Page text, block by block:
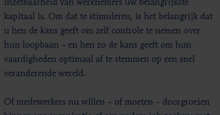
inzetbaarheid van werknemers uw belangrijkste
kapitaal is. Om dat te stimuleren, is het belangrijk dat
u hen de kans geeft om zelf controle te nemen over
hun loopbaan – en hen zo de kans geeft om hun
vaardigheden optimaal af te stemmen op een snel
veranderende wereld.
Of medewerkers nu willen – of moeten – doorgroeien